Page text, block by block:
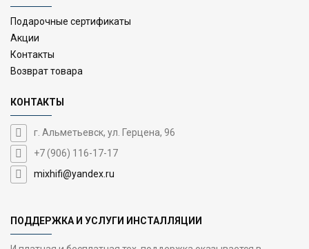
Подарочные сертификаты
Акции
Контакты
Возврат товара
КОНТАКТЫ
г. Альметьевск, ул. Герцена, 96
+7 (906) 116-17-17
mixhifi@yandex.ru
ПОДДЕРЖКА И УСЛУГИ ИНСТАЛЛЯЦИИ